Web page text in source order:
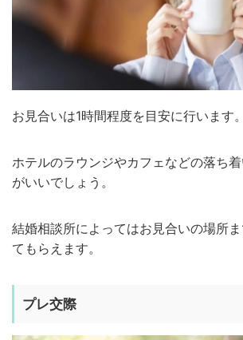
お見合いは1時間程度を目安に行います。
ホテルのラウンジやカフェなどの落ち
がいいでしょう。
結婚相談所によってはお見合いの場所
てもらえます。
プレ交際